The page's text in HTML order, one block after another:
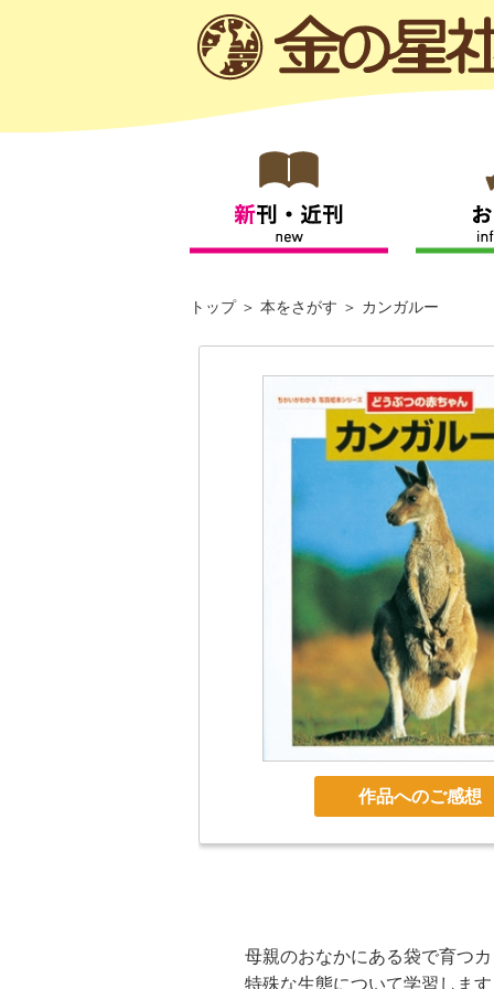
トップ 本をさがす カンガルー
作品へのご感想
母親のおなかにある袋で育つ
特殊な生態について学習しま